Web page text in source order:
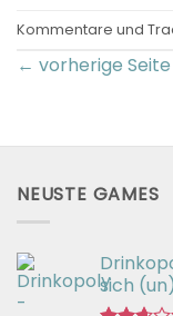
Kommentare und
← vorherige Seite
NEUSTE GAMES
sich